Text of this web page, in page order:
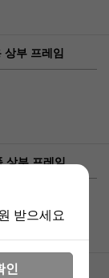
부 프레임
상부 프레임
슬라이드
받으세요
인